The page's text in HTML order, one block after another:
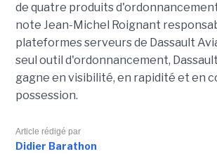
de quatre produits d'ordonnancement
note Jean-Michel Roignant
plateformes serveurs de Dassault
seul outil d'ordonnancement,
gagne en visibilité, en rapidité et en
possession.
Article rédigé par
Didier Barathon